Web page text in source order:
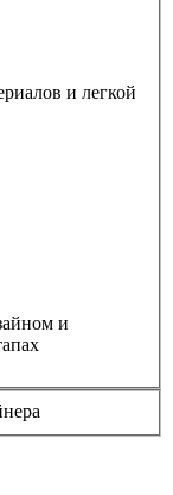
и легкой
и